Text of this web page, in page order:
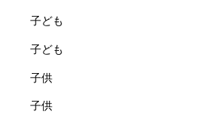
子ども
子ども
子供
子供